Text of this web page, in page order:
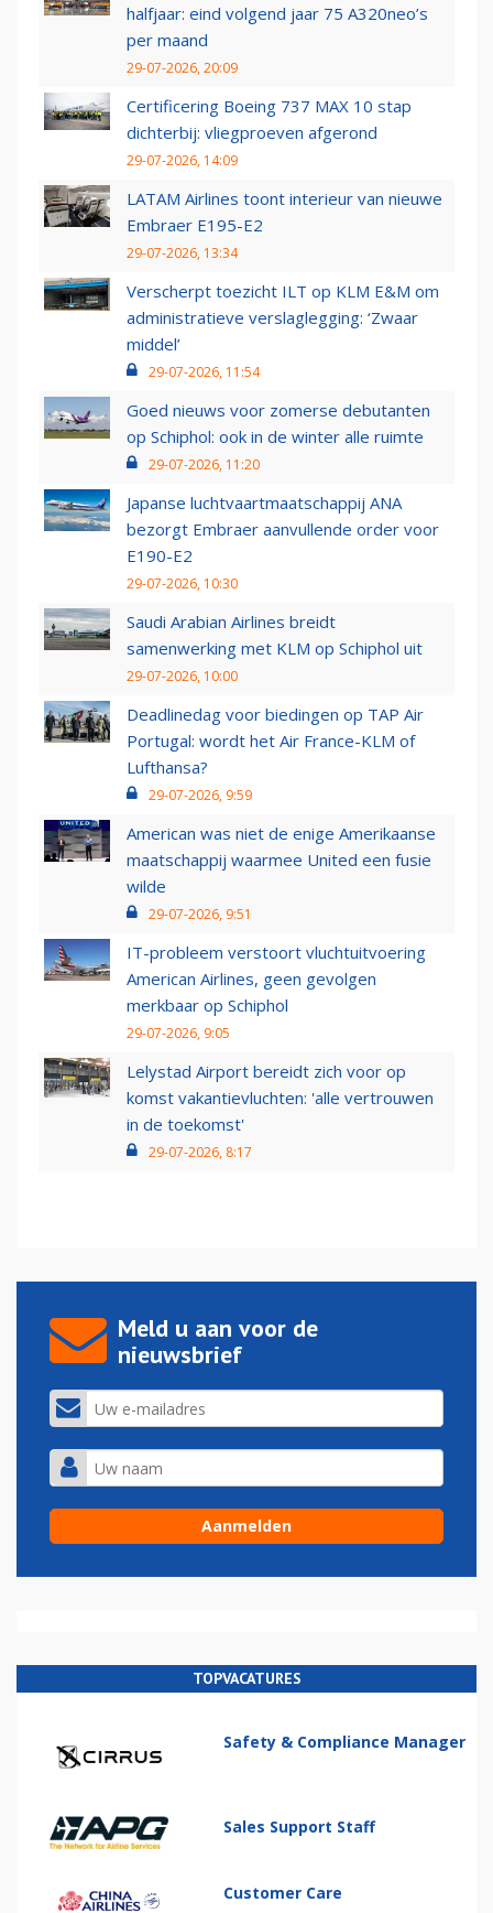
halfjaar: eind volgend jaar 75 A320neo’s
per maand
29-07-2026, 20:09
Certificering Boeing 737 MAX 10 stap
dichterbij: vliegproeven afgerond
29-07-2026, 14:09
LATAM Airlines toont interieur van nieuwe
Embraer E195-E2
29-07-2026, 13:34
Verscherpt toezicht ILT op KLM E&M om
administratieve verslaglegging: ‘Zwaar
middel’
29-07-2026, 11:54
Goed nieuws voor zomerse debutanten
op Schiphol: ook in de winter alle ruimte
29-07-2026, 11:20
Japanse luchtvaartmaatschappij ANA
bezorgt Embraer aanvullende order voor
E190-E2
29-07-2026, 10:30
Saudi Arabian Airlines breidt
samenwerking met KLM op Schiphol uit
29-07-2026, 10:00
Deadlinedag voor biedingen op TAP Air
Portugal: wordt het Air France-KLM of
Lufthansa?
29-07-2026, 9:59
American was niet de enige Amerikaanse
maatschappij waarmee United een fusie
wilde
29-07-2026, 9:51
IT-probleem verstoort vluchtuitvoering
American Airlines, geen gevolgen
merkbaar op Schiphol
29-07-2026, 9:05
Lelystad Airport bereidt zich voor op
komst vakantievluchten: 'alle vertrouwen
in de toekomst'
29-07-2026, 8:17
Meld u aan voor de
nieuwsbrief
TOPVACATURES
Safety & Compliance Manager
Sales Support Staff
Customer Care